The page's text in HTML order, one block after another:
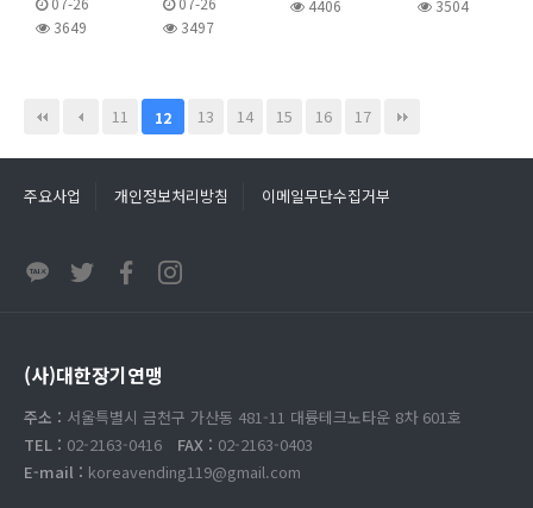
3649
3497
4406
3504
11 12 13 14 15 16 17
주요사업 개인정보처리방침 이메일무단수집거부
(사)대한장기연맹
주소 : 서울특별시 금천구 가산동 481-11 대륭테크노타운 8차 601호
TEL : 02-2163-0416 FAX : 02-2163-0403
E-mail : koreavending119@gmail.com